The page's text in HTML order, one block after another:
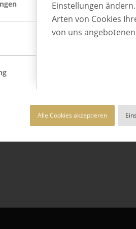
Einstellungen
Arten von Cookies
von uns
Alle Cookies akzeptieren
Siegel erhält die
denn wir sind das